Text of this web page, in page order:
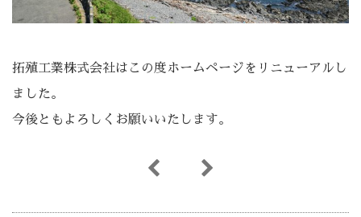
拓殖工業株式会社はこの度ホームページをリニューアルし
ました。
今後ともよろしくお願いいたします。